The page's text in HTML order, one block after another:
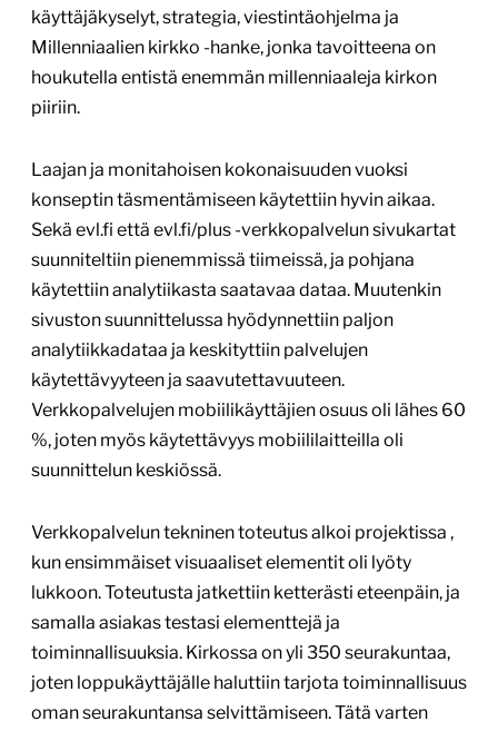
käyttäjäkyselyt, strategia, viestintäohjelma ja
Millenniaalien kirkko -hanke, jonka tavoitteena on
houkutella entistä enemmän millenniaaleja kirkon
piiriin.
Laajan ja monitahoisen kokonaisuuden vuoksi
konseptin täsmentämiseen käytettiin hyvin aikaa.
Sekä evl.fi että evl.fi/plus -verkkopalvelun sivukartat
suunniteltiin pienemmissä tiimeissä, ja pohjana
käytettiin analytiikasta saatavaa dataa. Muutenkin
sivuston suunnittelussa hyödynnettiin paljon
analytiikkadataa ja keskityttiin palvelujen
käytettävyyteen ja saavutettavuuteen.
Verkkopalvelujen mobiilikäyttäjien osuus oli lähes 60
%, joten myös käytettävyys mobiililaitteilla oli
suunnittelun keskiössä.
Verkkopalvelun tekninen toteutus alkoi projektissa ,
kun ensimmäiset visuaaliset elementit oli lyöty
lukkoon. Toteutusta jatkettiin ketterästi eteenpäin, ja
samalla asiakas testasi elementtejä ja
toiminnallisuuksia. Kirkossa on yli 350 seurakuntaa,
joten loppukäyttäjälle haluttiin tarjota toiminnallisuus
oman seurakuntansa selvittämiseen. Tätä varten